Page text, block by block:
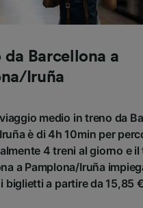
da Barcellona a
Iruña
medio in treno da
è di 4h 10min per
4 treni al giorno e
a Pamplona/Iruña
biglietti a partire da 15,85